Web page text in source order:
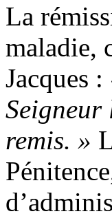
La
maladie,
Jacques :
Seigneur
remis. »